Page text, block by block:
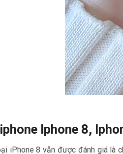
Iphone 8,
iPhone 8 vẫn được đánh giá là